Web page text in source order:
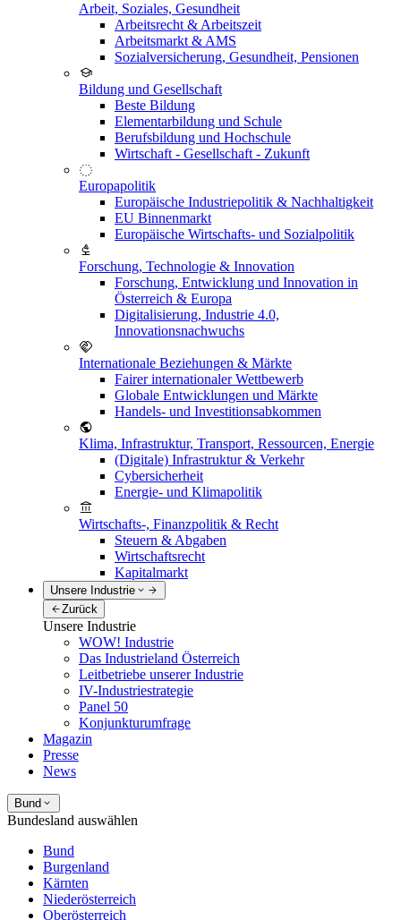
Arbeit, Soziales, Gesundheit
Arbeitsrecht & Arbeitszeit
Arbeitsmarkt & AMS
Sozialversicherung, Gesundheit, Pensionen
Bildung und Gesellschaft
Beste Bildung
Elementarbildung und Schule
Berufsbildung und Hochschule
Wirtschaft - Gesellschaft - Zukunft
Europapolitik
Europäische Industriepolitik & Nachhaltigkeit
EU Binnenmarkt
Europäische Wirtschafts- und Sozialpolitik
Forschung, Technologie & Innovation
Forschung, Entwicklung und Innovation in
Österreich & Europa
Digitalisierung, Industrie 4.0,
Innovationsnachwuchs
Internationale Beziehungen & Märkte
Fairer internationaler Wettbewerb
Globale Entwicklungen und Märkte
Handels- und Investitionsabkommen
Klima, Infrastruktur, Transport, Ressourcen, Energie
(Digitale) Infrastruktur & Verkehr
Cybersicherheit
Energie- und Klimapolitik
Wirtschafts-, Finanzpolitik & Recht
Steuern & Abgaben
Wirtschaftsrecht
Kapitalmarkt
Unsere Industrie
Zurück
Unsere Industrie
WOW! Industrie
Das Industrieland Österreich
Leitbetriebe unserer Industrie
IV-Industriestrategie
Panel 50
Konjunkturumfrage
Magazin
Presse
News
Bund
Bundesland auswählen
Bund
Burgenland
Kärnten
Niederösterreich
Oberösterreich